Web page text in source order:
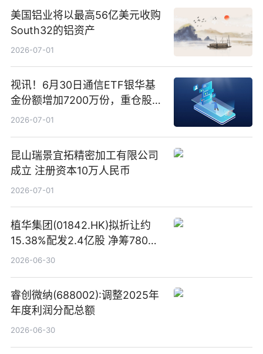
美国铝业将以最高56亿美元收购
South32的铝资产
2026-07-01
视讯！6月30日通信ETF银华基
金份额增加7200万份，重仓股新
易盛、中际旭创、立讯精密
2026-07-01
昆山瑞景宜拓精密加工有限公司
成立 注册资本10万人民币
2026-07-01
植华集团(01842.HK)拟折让约
15.38%配发2.4亿股 净筹780万
港元
2026-06-30
睿创微纳(688002):调整2025年
年度利润分配总额
2026-06-30